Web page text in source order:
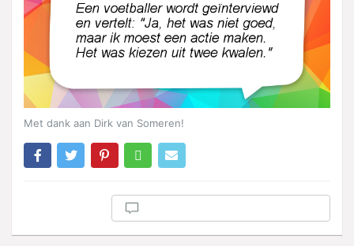
Met dank aan Dirk van Someren!